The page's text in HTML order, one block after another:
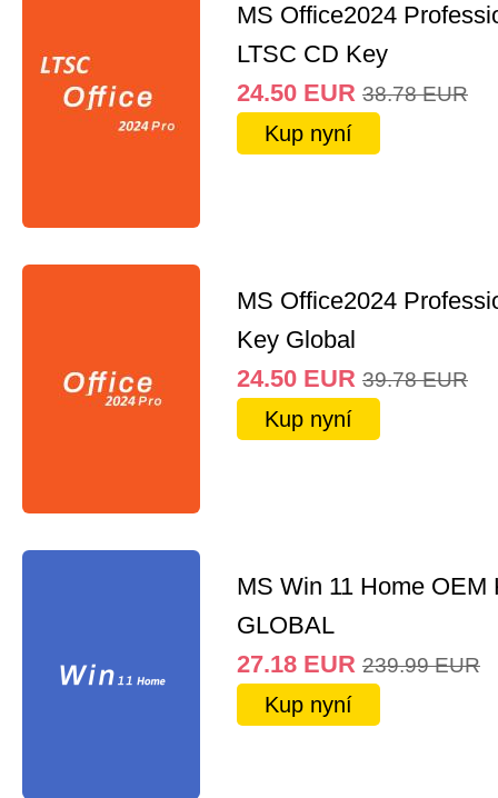
MS Office2024
LTSC CD Key
24.50 EUR 38.78 EUR
Kup nyní
MS Office2024
Key Global
24.50 EUR 39.78 EUR
Kup nyní
MS Win 11 Home OEM
GLOBAL
27.18 EUR 239.99 EUR
Kup nyní